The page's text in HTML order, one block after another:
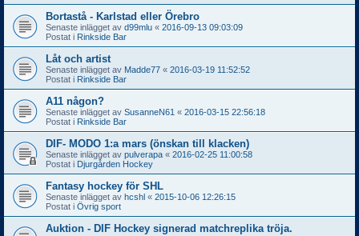
Bortastå - Karlstad eller Örebro
Senaste inlägget av d99mlu « 2016-09-13 09:03:09
Postat i Rinkside Bar
Låt och artist
Senaste inlägget av Madde77 « 2016-03-19 11:52:52
Postat i Rinkside Bar
A11 någon?
Senaste inlägget av SusanneN61 « 2016-03-15 22:56:18
Postat i Rinkside Bar
DIF- MODO 1:a mars (önskan till klacken)
Senaste inlägget av pulverapa « 2016-02-25 11:00:58
Postat i Djurgården Hockey
Fantasy hockey för SHL
Senaste inlägget av hcshl « 2015-10-06 12:26:15
Postat i Övrig sport
Auktion - DIF Hockey signerad matchreplika tröja.